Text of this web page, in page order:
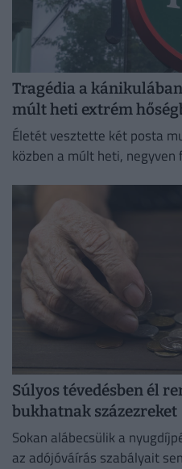
Tragédia a
múlt heti extrém
Életét vesztette két posta
közben a múlt heti,
Súlyos tévedésben él
bukhatnak százezreket
Sokan alábecsülik a
az adójóváírás szabályait